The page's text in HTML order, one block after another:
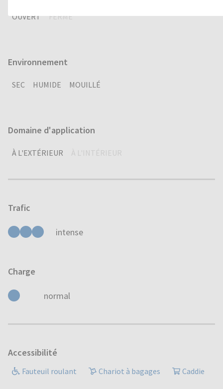
OUVERT FERMÉ
Environnement
SEC HUMIDE MOUILLÉ
Domaine d'application
À L'EXTÉRIEUR À L'INTÉRIEUR
Trafic
intense
Charge
normal
Accessibilité
Fauteuil roulant Chariot à bagages Caddie